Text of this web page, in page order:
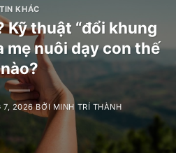
TIN KHÁC
Kỹ thuật “đổi khung
mẹ nuôi dạy con thế
nào?
7, 2026 BỞI MINH TRÍ THÀNH